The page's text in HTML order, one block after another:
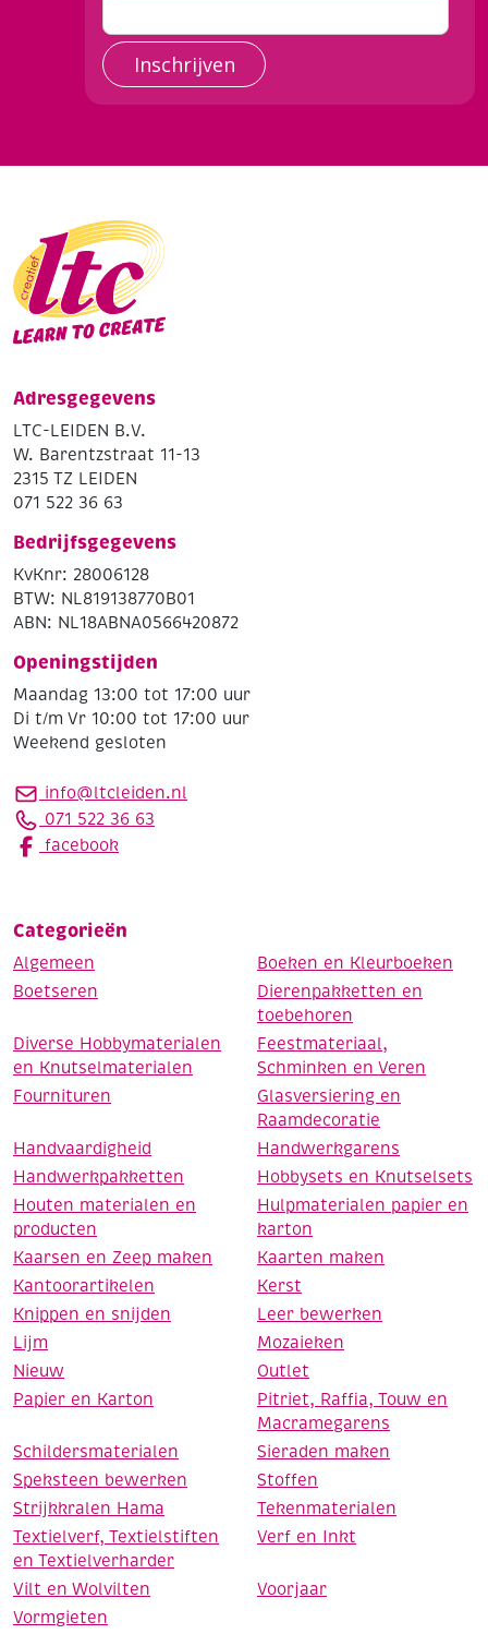
Inschrijven
Adresgegevens
LTC-LEIDEN B.V.
W. Barentzstraat 11-13
2315 TZ LEIDEN
071 522 36 63
Bedrijfsgegevens
KvKnr: 28006128
BTW: NL819138770B01
ABN: NL18ABNA0566420872
Openingstijden
Maandag 13:00 tot 17:00 uur
Di t/m Vr 10:00 tot 17:00 uur
Weekend gesloten
info@ltcleiden.nl
071 522 36 63
facebook
Categorieën
Algemeen
Boeken en Kleurboeken
Boetseren
Dierenpakketten en
toebehoren
Diverse Hobbymaterialen
en Knutselmaterialen
Feestmateriaal,
Schminken en Veren
Fournituren
Glasversiering en
Raamdecoratie
Handvaardigheid
Handwerkgarens
Handwerkpakketten
Hobbysets en Knutselsets
Houten materialen en
producten
Hulpmaterialen papier en
karton
Kaarsen en Zeep maken
Kaarten maken
Kantoorartikelen
Kerst
Knippen en snijden
Leer bewerken
Lijm
Mozaieken
Nieuw
Outlet
Papier en Karton
Pitriet, Raffia, Touw en
Macramegarens
Schildersmaterialen
Sieraden maken
Speksteen bewerken
Stoffen
Strijkkralen Hama
Tekenmaterialen
Textielverf, Textielstiften
en Textielverharder
Verf en Inkt
Vilt en Wolvilten
Voorjaar
Vormgieten